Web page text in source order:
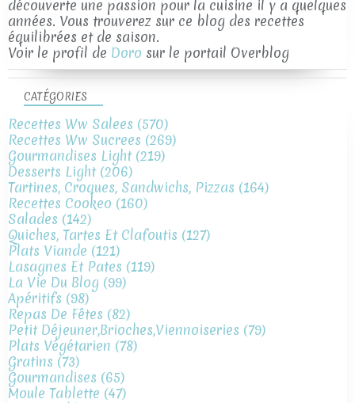
découverte une passion pour la cuisine il y a quelques
années. Vous trouverez sur ce blog des recettes
équilibrées et de saison.
Voir le profil de Doro sur le portail Overblog
CATÉGORIES
Recettes Ww Salees (570)
Recettes Ww Sucrees (269)
Gourmandises Light(219)
Desserts Light(206)
Tartines, Croques, Sandwichs, Pizzas (164)
Recettes Cookeo (160)
Salades (142)
Quiches, Tartes Et Clafoutis (127)
Plats Viande (121)
Lasagnes Et Pates (119)
La Vie Du Blog (99)
Apéritifs (98)
Repas De Fêtes (82)
Petit Déjeuner,brioches,viennoiseries (79)
Plats Végétarien (78)
Gratins (73)
Gourmandises (65)
Moule Tablette (47)